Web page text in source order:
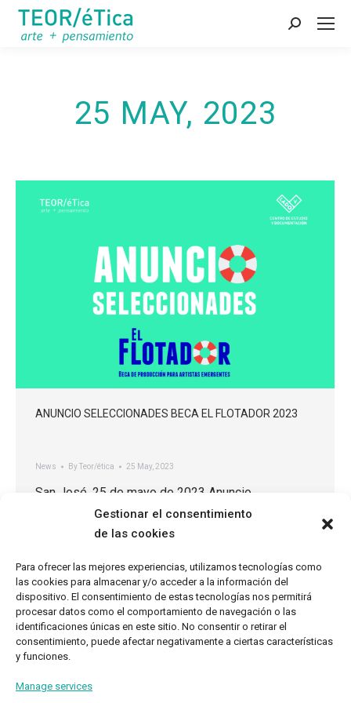
Gestionar el consentimiento
de las cookies
Para ofrecer las mejores experiencias, utilizamos tecnologías como
las cookies para almacenar y/o acceder a la información del
dispositivo. El consentimiento de estas tecnologías nos permitirá
procesar datos como el comportamiento de navegación o las
identificaciones únicas en este sitio. No consentir o retirar el
consentimiento, puede afectar negativamente a ciertas características
y funciones.
Manage services
Search:
25 MAY, 2023
ANUNCIO SELECCIONADES BECA EL FLOTADOR 2023
News ByTeor/ética 25 May, 2023
San José, 25 de mayo de 2023 Anuncio
seleccionades beca El Flotador 2023 ACTA DEL
JURADO TEOR/éTica se complace en anunciar la
la beca El Flotador. Esta beca ofrece un apoyo
económico con el fin de contribuir al desarrollo de
la investigación y la…